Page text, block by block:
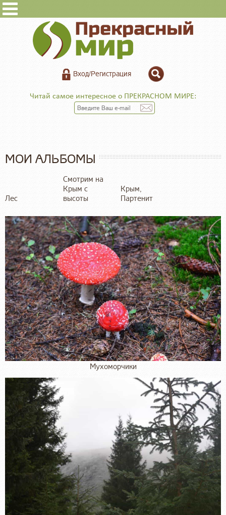
Вход/Регистрация
Читай самое интересное о ПРЕКРАСНОМ МИРЕ:
МОИ АЛЬБОМЫ
Лес
Смотрим на
Крым с
высоты
Крым,
Партенит
Мухоморчики